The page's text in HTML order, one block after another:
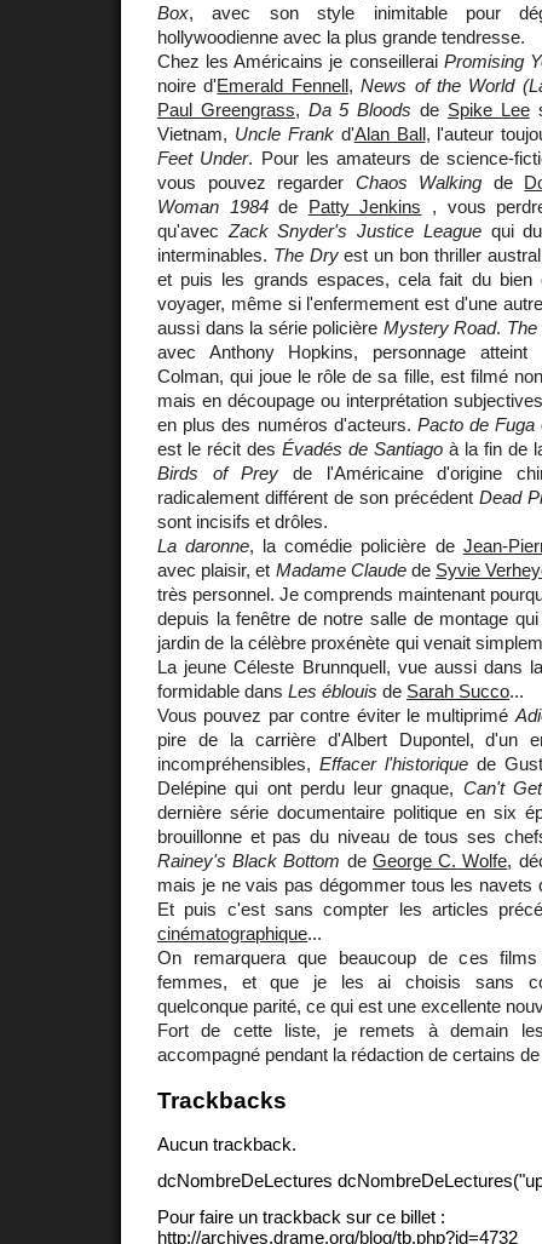
Box, avec son style inimitable pour
hollywoodienne avec la plus grande tendresse.
Chez les Américains je conseillerai Promising
noire d'Emerald Fennell,News of the World
Paul Greengrass, Da 5 Bloods de Spike Lee
Vietnam, Uncle Frankd'Alan Ball, l'auteur
Feet Under. Pour les amateurs de science-
vous pouvez regarder Chaos Walking de
Woman 1984de Patty Jenkins , vous
qu'avec Zack Snyder's Justice Leaguequi
interminables. The Dryest un bon thriller
et puis les grands espaces, cela fait du bien
voyager, même si l'enfermement est d'une
aussi dans la série policière Mystery Road. The
avec Anthony Hopkins, personnage atteint
Colman, qui joue le rôle de sa fille, est filmé
mais en découpage ou interprétation
en plus des numéros d'acteurs. Pacto de Fuga
est le récit des Évadés de Santiago à la fin de
Birds of Prey de l'Américaine d'origine
radicalement différent de son précédent Dead
sont incisifs et drôles.
La daronne, la comédie policière de Jean-
avec plaisir, et Madame Claudede Syvie
très personnel. Je comprends maintenant
depuis la fenêtre de notre salle de montage
jardin de la célèbre proxénète qui venait
La jeune Céleste Brunnquell, vue aussi dans
formidable dans Les éblouis de Sarah Succo...
Vous pouvez par contre éviter le multiprimé
pire de la carrière d'Albert Dupontel, d'un
incompréhensibles, Effacer l'historique de
Delépine qui ont perdu leur gnaque, Can't
dernière série documentaire politique en six
brouillonne et pas du niveau de tous ses
Rainey's Black Bottom de George C. Wolfe,
mais je ne vais pas dégommer tous les navets
Et puis c'est sans compter les articles
cinématographique...
On remarquera que beaucoup de ces
femmes, et que je les ai choisis sans
quelconque parité, ce qui est une excellente
Fort de cette liste, je remets à demain
accompagné pendant la rédaction de certains
Trackbacks
Aucun trackback.
dcNombreDeLectures
Pour faire un trackback sur ce billet :
http://archives.drame.org/blog/tb.php?id=4732